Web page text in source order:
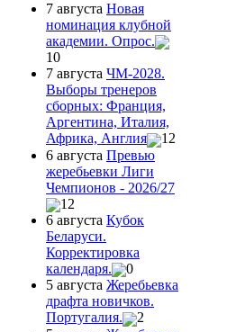
7 августа Новая
номинация клубной
академии. Опрос.
10
7 августа ЧМ-2028.
Выборы тренеров
сборных: Франция,
Аргентина, Италия,
Африка, Англия
12
6 августа Превью
жеребьевки Лиги
Чемпионов - 2026/27
12
6 августа Кубок
Беларуси.
Корректировка
календаря.
0
5 августа Жеребьевка
драфта новичков.
Португалия.
2